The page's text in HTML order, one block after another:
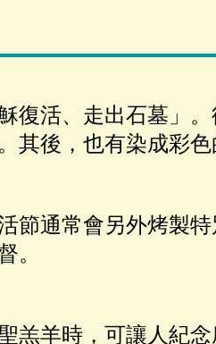
復活、走出石墓」
其後，也有染成彩色
節通常會另外烤製
。
羔羊時，可讓人紀